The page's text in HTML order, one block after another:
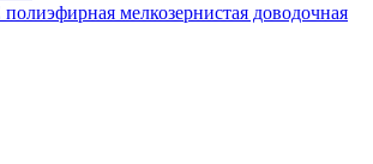
мелкозернистая доводочная